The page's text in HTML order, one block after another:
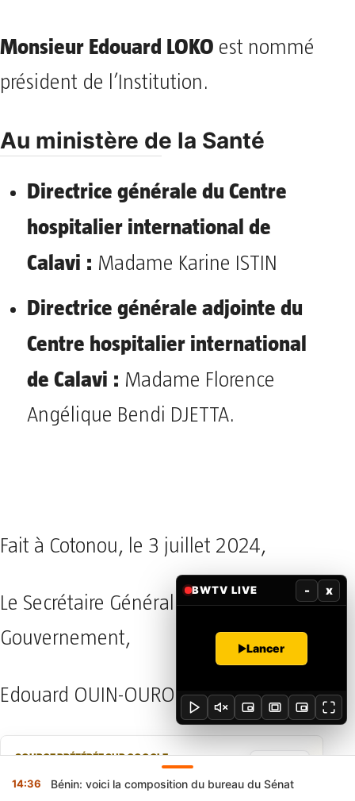
Monsieur Edouard LOKO est nommé
président de l’Institution.
Au ministère de la Santé
Directrice générale du Centre
hospitalier international de
Calavi : Madame Karine ISTIN
Directrice générale adjointe du
Centre hospitalier international
de Calavi : Madame Florence
Angélique Bendi DJETTA.
Fait à Cotonou, le 3 juillet 2024,
Le Secrétaire Général du
Gouvernement,
Edouard OUIN-OURO.
SOURCE PRÉFÉRÉE SUR GOOGLE
Sur Google, préférez une information
14:36 Bénin: voici la composition du bureau du Sénat
BWTV LIVE - x
Lancer